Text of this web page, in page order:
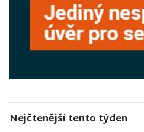
Nejčtenější tento týden